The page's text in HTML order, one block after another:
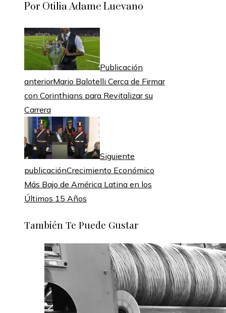
Por Otilia Adame Luevano
Publicación
anteriorMario Balotelli Cerca de Firmar
con Corinthians para Revitalizar su
Carrera
Siguiente
publicaciónCrecimiento Económico
Más Bajo de América Latina en los
Últimos 15 Años
También Te Puede Gustar